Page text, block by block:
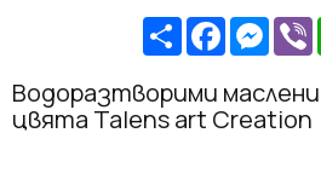
Share
Водоразтворими
цвята Talens art Creation